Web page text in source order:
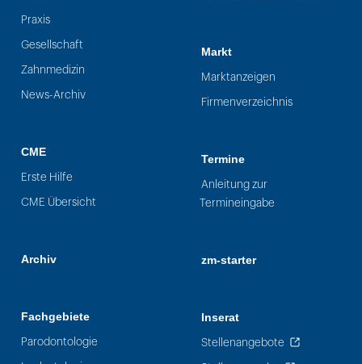
Praxis
Gesellschaft
Zahnmedizin
News-Archiv
CME
Erste Hilfe
CME Übersicht
Archiv
Fachgebiete
Parodontologie
Markt
Marktanzeigen
Firmenverzeichnis
Termine
Anleitung zur
Termineingabe
zm-starter
Inserat
Stellenangebote